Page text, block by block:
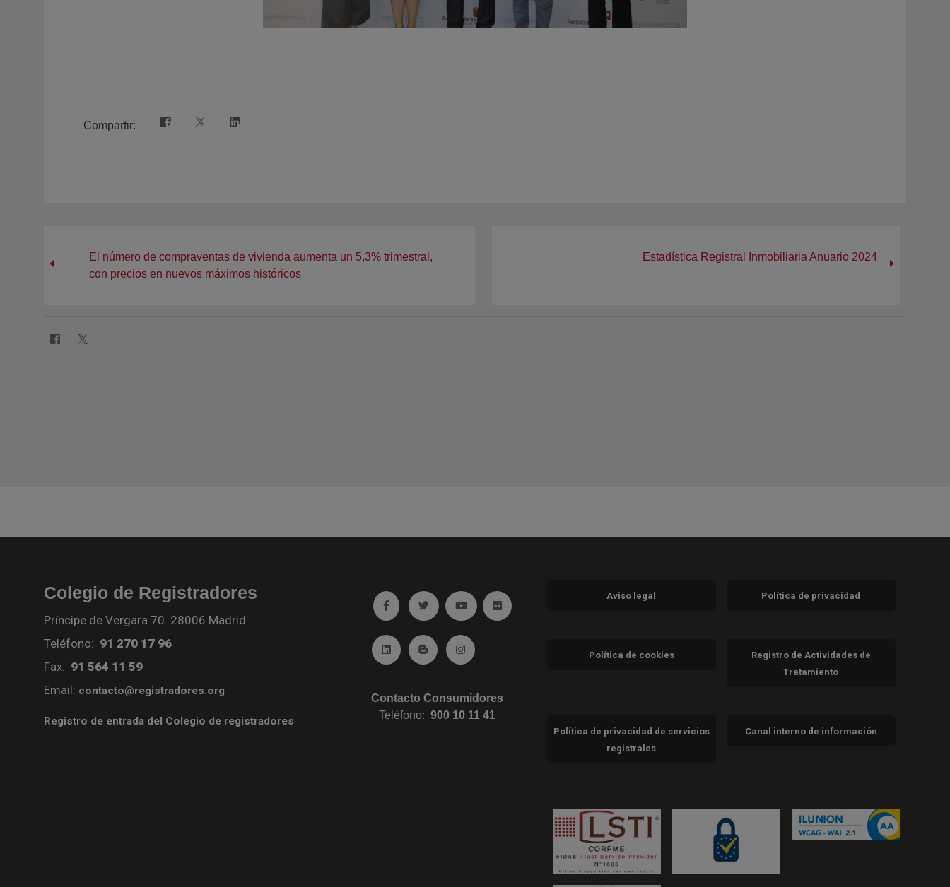
Compartir:
El número de compraventas de vivienda aumenta un 5,3% trimestral,
con precios en nuevos máximos históricos
Estadística Registral Inmobiliaria Anuario 2024
Colegio de Registradores
Príncipe de Vergara 70. 28006 Madrid
Teléfono: 91 270 17 96
Fax: 91 564 11 59
Email: contacto@registradores.org
Registro de entrada del Colegio de registradores
Ir a facebook (abre en ventana nueva)
Ir a twitter (abre en ventana nueva)
Ir a YouTube (abre en ventana nueva)
Ir a Flickr (abre en ventana nueva)
Ir a Linkedin (abre en ventana nueva)
Ir al Blog (abre en ventana nueva)
Ir a Instagram (abre en ventana nueva)
Contacto Consumidores
Teléfono:900 10 11 41
Aviso legal Política de privacidad
Política de cookies
Registro de Actividades de
Tratamiento
Política de privacidad de servicios
registrales
Canal interno de información